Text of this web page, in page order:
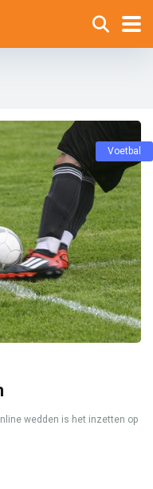
Voetbal
wedden is het inzetten op